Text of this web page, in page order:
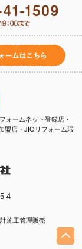
ォームネット登録店・
盟店・ JIOリフォーム瑕
4
施工管理販売